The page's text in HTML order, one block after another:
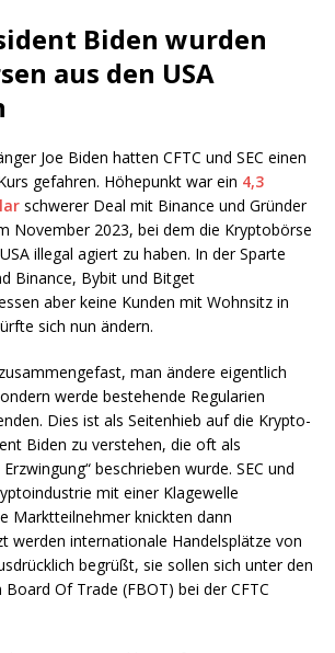
Biden wurden
aus den USA
Joe Biden hatten CFTC und SEC einen
gefahren. Höhepunkt war ein 4,3
schwerer Deal mit Binance und Gründer
November 2023, bei dem die Kryptobörse
illegal agiert zu haben. In der Sparte
Binance, Bybit und Bitget
aber keine Kunden mit Wohnsitz in
sich nun ändern.
man ändere eigentlich
werde bestehende Regularien
Dies ist als Seitenhieb auf die Krypto-
Biden zu verstehen, die oft als
beschrieben wurde. SEC und
mit einer Klagewelle
Marktteilnehmer knickten dann
werden internationale Handelsplätze von
begrüßt, sie sollen sich unter den
Board Of Trade (FBOT) bei der CFTC